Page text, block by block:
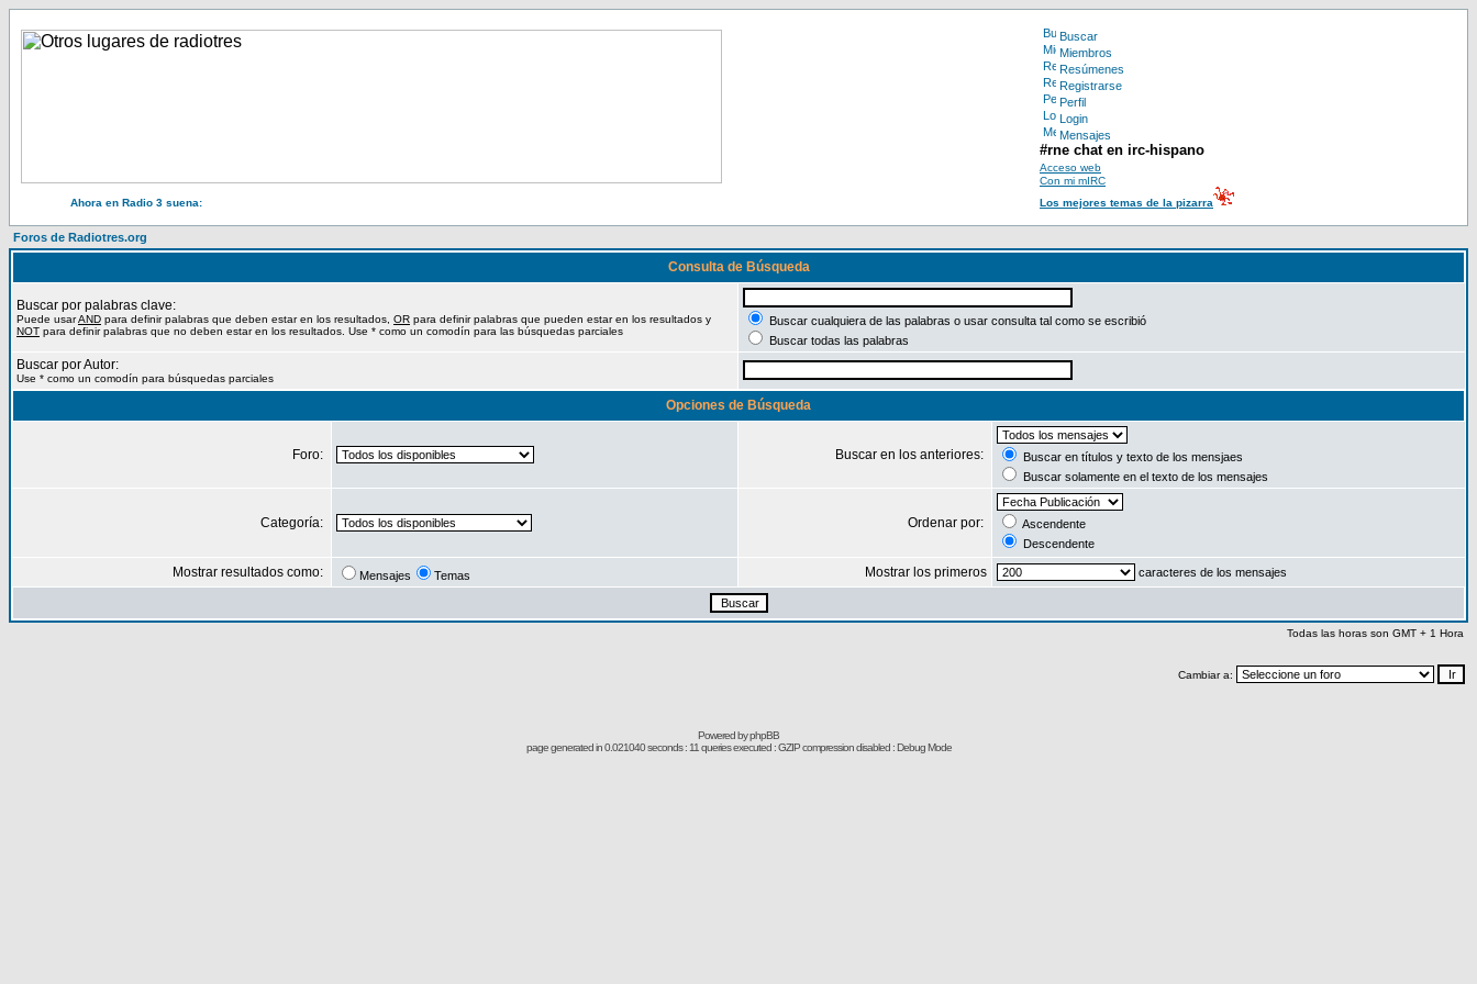
Buscar
Miembros
Resúmenes
Registrarse
Perfil
Login
Mensajes
#rne chat en irc-hispano
Acceso web
Con mi mIRC
Ahora en Radio 3 suena:
Los mejores temas de la pizarra
Foros de Radiotres.org
Consulta de Búsqueda
Buscar por palabras clave:
Puede usarAND para definir palabras que deben estar en los resultados, OR para definir palabras que pueden estar en los resultados y
NOT para definir palabras que no deben estar en los resultados. Use * como un comodín para las búsquedas parciales
Buscar cualquiera de las palabras o usar consulta tal como se escribió
Buscar todas las palabras
Buscar por Autor:
Use * como un comodín para búsquedas parciales
Opciones de Búsqueda
Foro: Buscar en los anteriores:
Buscar en títulos y texto de los mensjaes
Buscar solamente en el texto de los mensajes
Categoría: Ordenar por:
Ascendente
Descendente
Mostrar resultados como: Mensajes Temas Mostrar los primeros caracteres de los mensajes
Todas las horas son GMT + 1 Hora
Cambiar a:
Powered byphpBB
page generated in 0.021040 seconds : 11 queries executed : GZIP compression disabled : Debug Mode